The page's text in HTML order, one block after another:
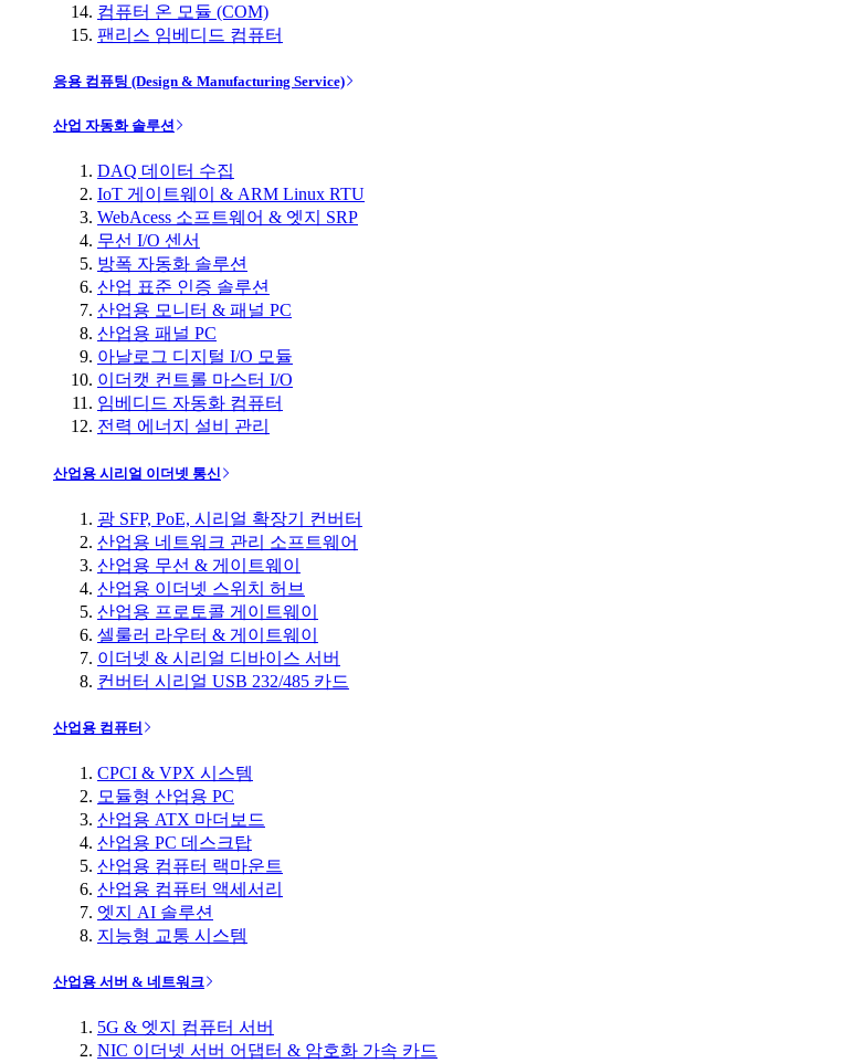
컴퓨터 온 모듈 (COM)
팬리스 임베디드 컴퓨터
응용 컴퓨팅 (Design & Manufacturing Service)
산업 자동화 솔루션
DAQ 데이터 수집
IoT 게이트웨이 & ARM Linux RTU
WebAcess 소프트웨어 & 엣지 SRP
무선 I/O 센서
방폭 자동화 솔루션
산업 표준 인증 솔루션
산업용 모니터 & 패널 PC
산업용 패널 PC
아날로그 디지털 I/O 모듈
이더캣 컨트롤 마스터 I/O
임베디드 자동화 컴퓨터
전력 에너지 설비 관리
산업용 시리얼 이더넷 통신
광 SFP, PoE, 시리얼 확장기 컨버터
산업용 네트워크 관리 소프트웨어
산업용 무선 & 게이트웨이
산업용 이더넷 스위치 허브
산업용 프로토콜 게이트웨이
셀룰러 라우터 & 게이트웨이
이더넷 & 시리얼 디바이스 서버
컨버터 시리얼 USB 232/485 카드
산업용 컴퓨터
CPCI & VPX 시스템
모듈형 산업용 PC
산업용 ATX 마더보드
산업용 PC 데스크탑
산업용 컴퓨터 랙마운트
산업용 컴퓨터 액세서리
엣지 AI 솔루션
지능형 교통 시스템
산업용 서버 & 네트워크
5G & 엣지 컴퓨터 서버
NIC 이더넷 서버 어댑터 & 암호화 가속 카드